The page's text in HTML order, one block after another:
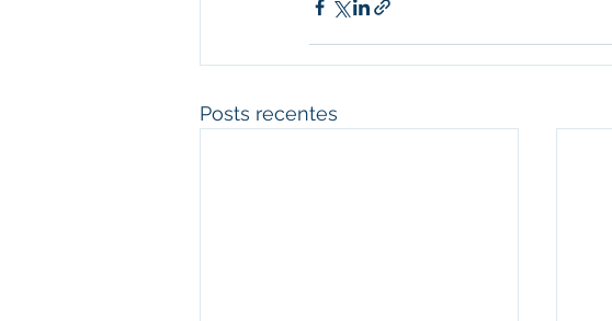
Posts recentes